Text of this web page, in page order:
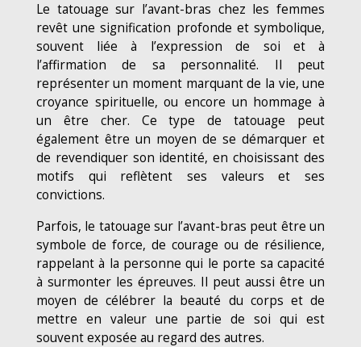
Le tatouage sur l’avant-bras chez les femmes
revêt une signification profonde et symbolique,
souvent liée à l’expression de soi et à
l’affirmation de sa personnalité. Il peut
représenter un moment marquant de la vie, une
croyance spirituelle, ou encore un hommage à
un être cher. Ce type de tatouage peut
également être un moyen de se démarquer et
de revendiquer son identité, en choisissant des
motifs qui reflètent ses valeurs et ses
convictions.
Parfois, le tatouage sur l’avant-bras peut être un
symbole de force, de courage ou de résilience,
rappelant à la personne qui le porte sa capacité
à surmonter les épreuves. Il peut aussi être un
moyen de célébrer la beauté du corps et de
mettre en valeur une partie de soi qui est
souvent exposée au regard des autres.